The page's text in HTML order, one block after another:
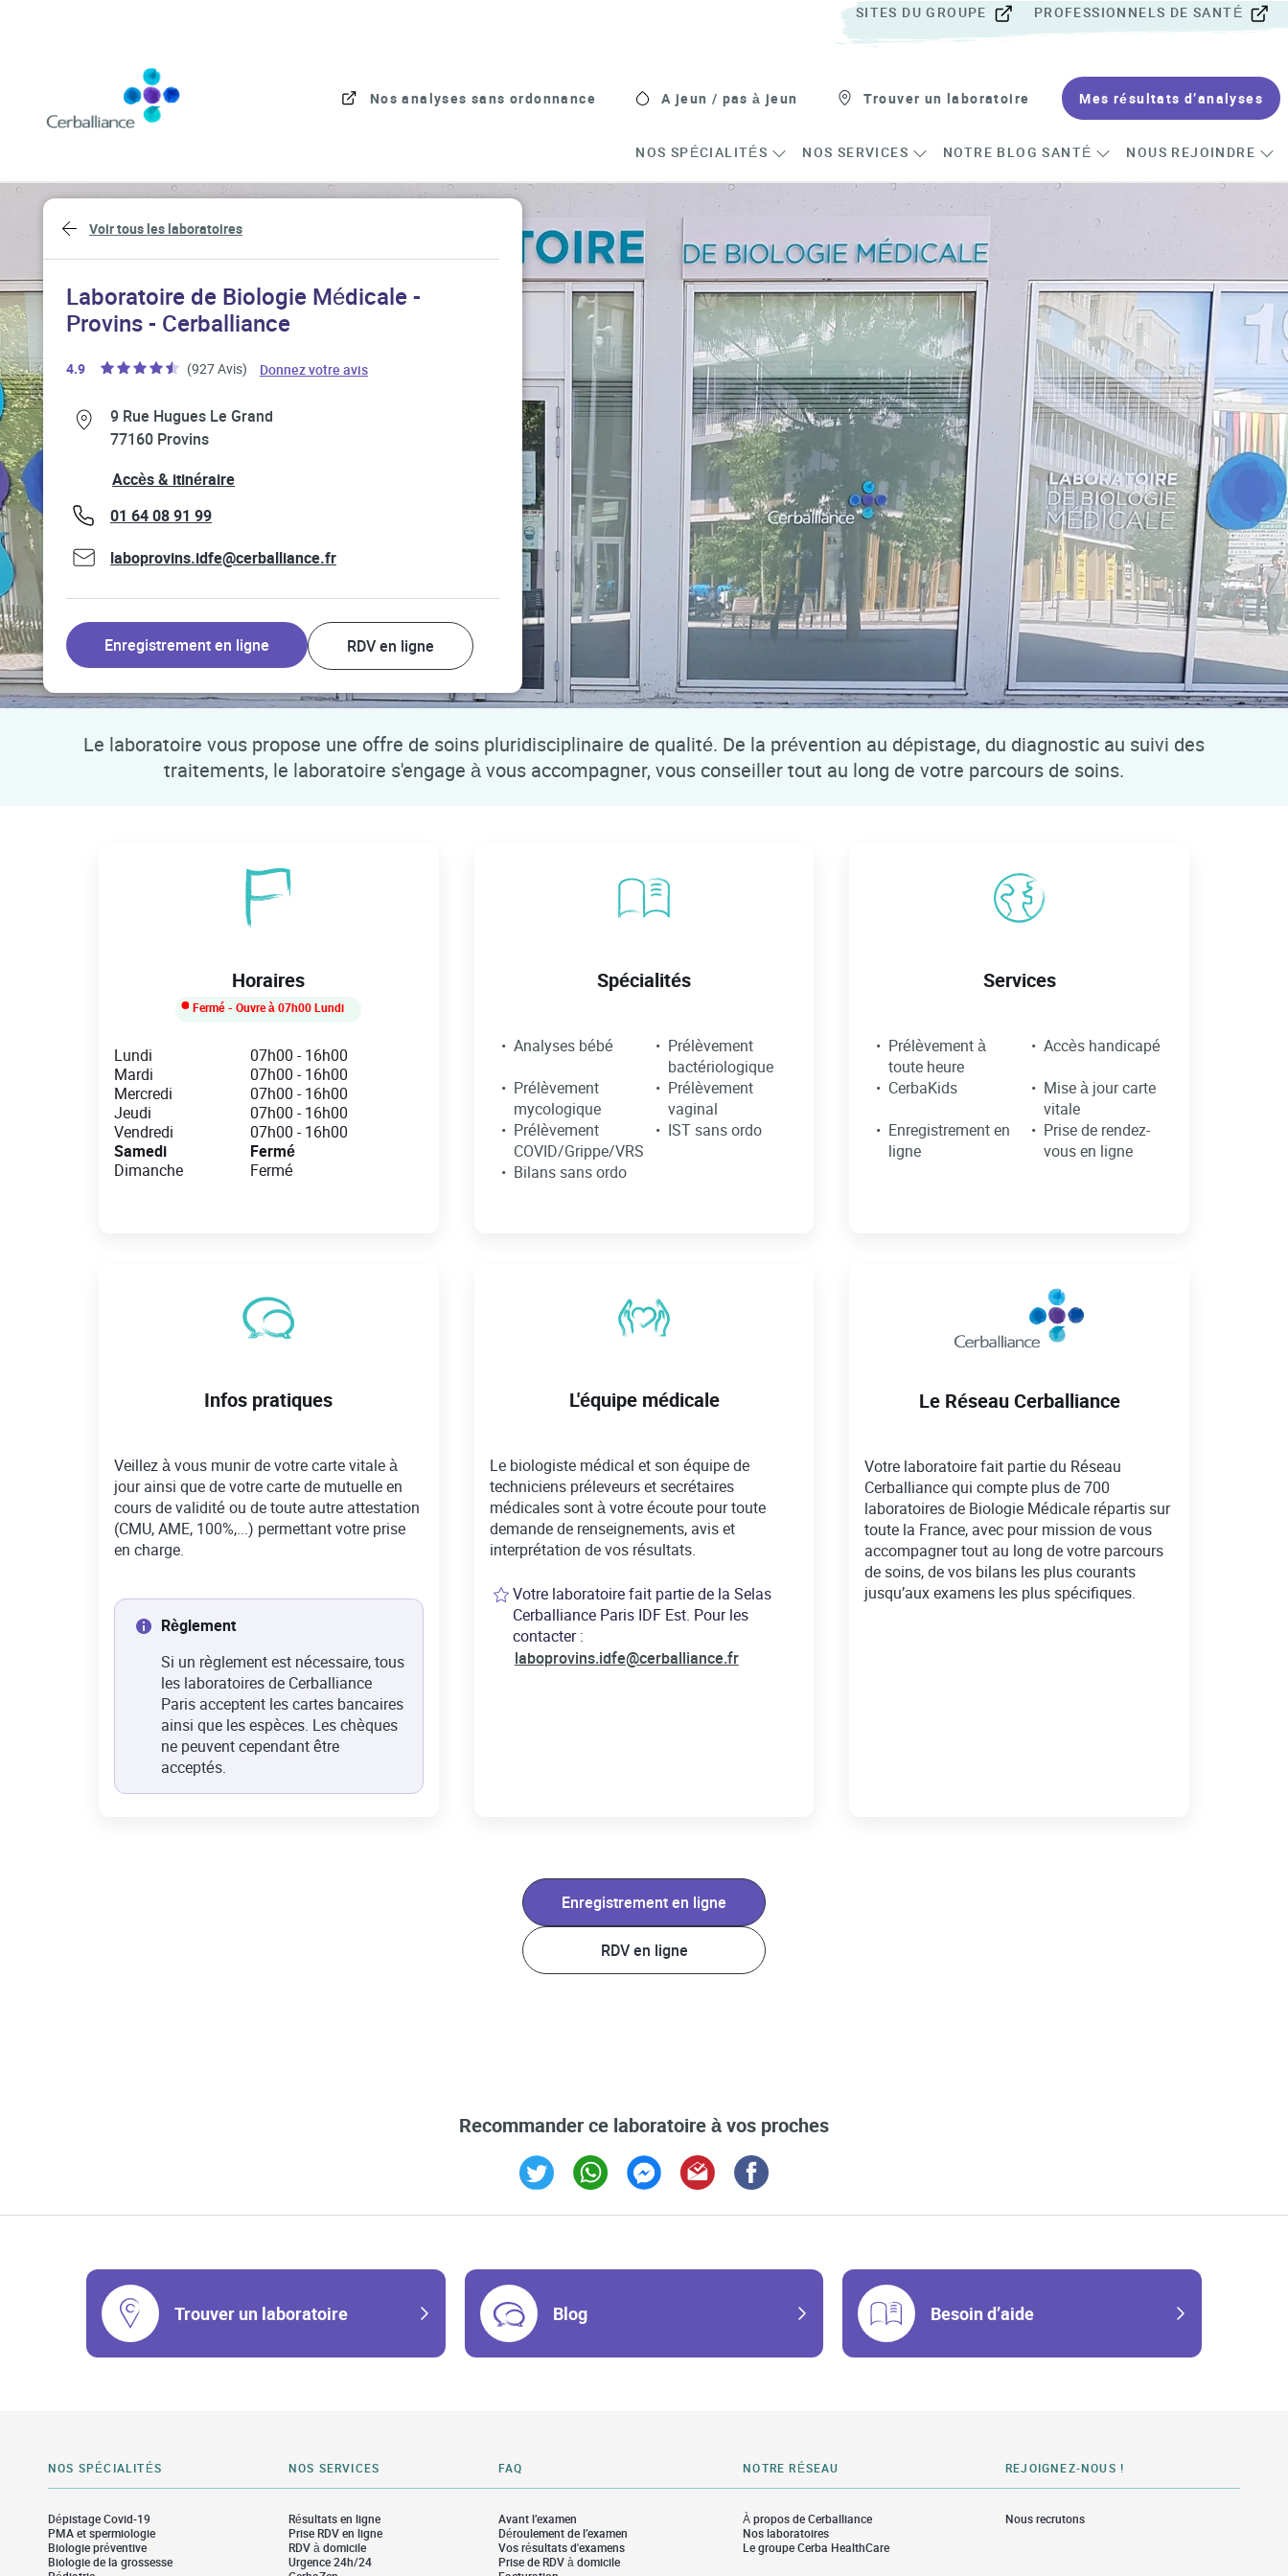
SITES DU GROUPE PROFESSIONNELS DE SANTÉ
Link to main website
Nos analyses sans ordonnance A jeun / pas à jeun Trouver un laboratoire Mes résultats d’analyses
NOS SPÉCIALITÉS NOS SERVICES NOTRE BLOG SANTÉ NOUS REJOINDRE
Return to Nav
Voir tous les laboratoires
Laboratoire de Biologie Médicale -
Provins - Cerballiance
4.9 (927 Avis)
Link Opens in New Tab Donnez votre avisLink Opens in New Tab
9 Rue Hugues Le Grand
77160 Provins
Link Opens in New Tab
Accès & itinéraireLink Opens in New Tab
phone
01 64 08 91 99
laboprovins.idfe@cerballiance.fr
Enregistrement en ligne RDV en ligne
Le laboratoire vous propose une offre de soins pluridisciplinaire de qualité. De la prévention au dépistage, du diagnostic au suivi des
traitements, le laboratoire s'engage à vous accompagner, vous conseiller tout au long de votre parcours de soins.
Horaires
Fermé- Ouvre à 07h00 Lundi
Day of the Week Hours
Lundi 07h00 -16h00
Mardi
07h00 -16h00
Mercredi
07h00 -16h00
Jeudi
07h00 -16h00
Vendredi
07h00 -16h00
Samedi
Fermé
Dimanche
Fermé
Spécialités
Analyses bébé
Prélèvement
bactériologique
Prélèvement
mycologique
Prélèvement
vaginal
Prélèvement
COVID/Grippe/VRS
IST sans ordo
Bilans sans ordo
Services
Prélèvement à
toute heure
Accès handicapé
CerbaKids
Mise à jour carte
vitale
Enregistrement en
ligne
Prise de rendez-
vous en ligne
Infos pratiques
Veillez à vous munir de votre carte vitale à
jour ainsi que de votre carte de mutuelle en
cours de validité ou de toute autre attestation
(CMU, AME, 100%,...) permettant votre prise
en charge.
Règlement
Si un règlement est nécessaire, tous
les laboratoires de Cerballiance
Paris acceptent les cartes bancaires
ainsi que les espèces. Les chèques
ne peuvent cependant être
acceptés.
L'équipe médicale
Le biologiste médical et son équipe de
techniciens préleveurs et secrétaires
médicales sont à votre écoute pour toute
demande de renseignements, avis et
interprétation de vos résultats.
Votre laboratoire fait partie de la Selas
Cerballiance Paris IDF Est. Pour les
contacter :
laboprovins.idfe@cerballiance.fr
Le Réseau Cerballiance
Votre laboratoire fait partie du Réseau
Cerballiance qui compte plus de 700
laboratoires de Biologie Médicale répartis sur
toute la France, avec pour mission de vous
accompagner tout au long de votre parcours
de soins, de vos bilans les plus courants
jusqu’aux examens les plus spécifiques.
Enregistrement en ligne
RDV en ligne
Recommander ce laboratoire à vos proches
Trouver un laboratoire Blog Besoin d’aide
NOS SPÉCIALITÉS
Dépistage Covid-19
PMA et spermiologie
Biologie préventive
Biologie de la grossesse
NOS SERVICES
Résultats en ligne
Prise RDV en ligne
RDV à domicile
Urgence 24h/24
FAQ
Avant l’examen
Déroulement de l’examen
Vos résultats d'examens
Prise de RDV à domicile
NOTRE RÉSEAU
À propos de Cerballiance
Nos laboratoires
Le groupe Cerba HealthCare
REJOIGNEZ-NOUS !
Nous recrutons